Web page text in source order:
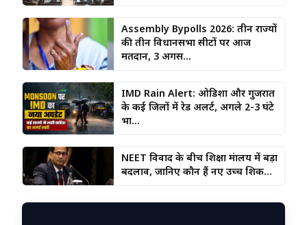
Assembly Bypolls 2026: तीन राज्यों
की तीन विधानसभा सीटों पर आज
मतदान, 3 अगस...
IMD Rain Alert: ओडिशा और गुजरात
के कई जिलों में रेड अलर्ट, अगले 2-3 घंटे
भा...
NEET विवाद के बीच शिक्षा मंत्रालय में बड़ा
बदलाव, जानिए कौन हैं नए उच्च शिक...